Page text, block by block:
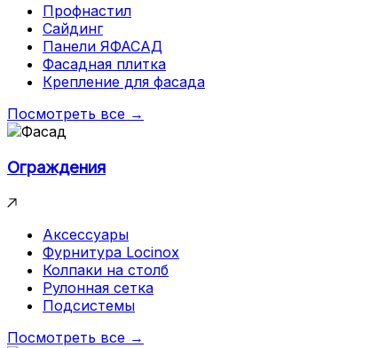
Профнастил
Сайдинг
Панели ЯФАСАД
Фасадная плитка
Крепление для фасада
Посмотреть все →
Ограждения
Аксессуары
Фурнитура Locinox
Колпаки на столб
Рулонная сетка
Подсистемы
Посмотреть все →